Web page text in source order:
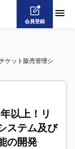
会員登録
ケット販売管理シ
以上！リ
ステム及び
の開発